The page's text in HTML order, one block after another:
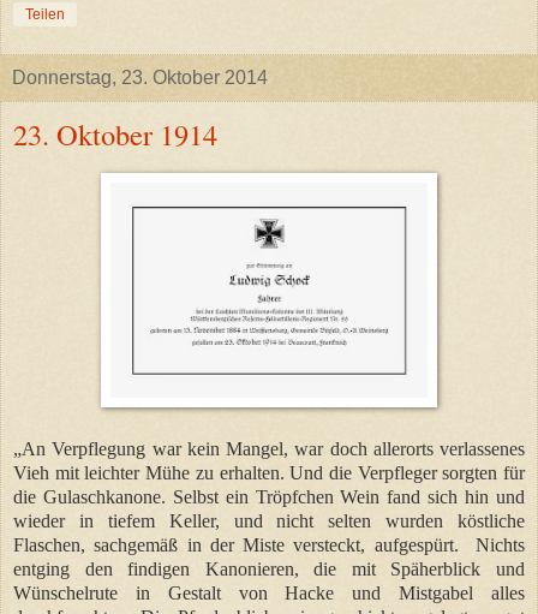
Teilen
Donnerstag, 23. Oktober 2014
23. Oktober 1914
„An Verpflegung war kein Mangel, war doch allerorts verlassenes
Vieh mit leichter Mühe zu erhalten. Und die Verpfleger sorgten für
die Gulaschkanone. Selbst ein Tröpfchen Wein fand sich hin und
wieder in tiefem Keller, und nicht selten wurden köstliche
Flaschen, sachgemäß in der Miste versteckt, aufgespürt.
Nichts
entging den findigen Kanonieren, die mit Späherblick und
Wünschelrute in Gestalt von Hacke und Mistgabel alles